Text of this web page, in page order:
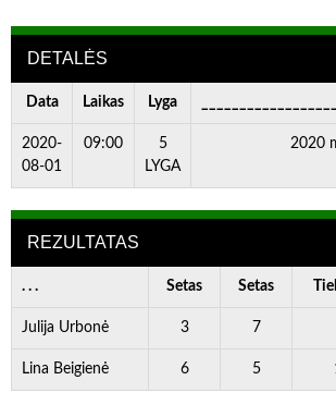
DETALĖS
Data Laikas Lyga
2020-
08-01
09:00
5
LYGA
2020
REZULTATAS
. . . Setas Setas
Julija Urbonė 3 7
Lina Beigienė 6 5